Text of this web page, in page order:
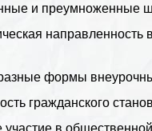
и преумноженные
направленность
формы
гражданского
участие в